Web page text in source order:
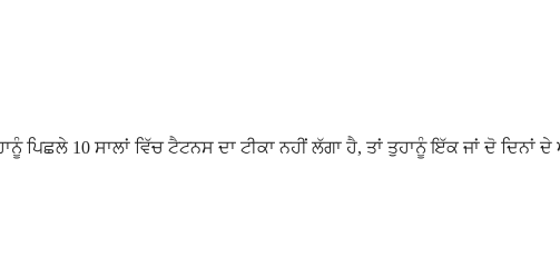
ਪਿਛਲੇ 10 ਸਾਲਾਂ ਵਿੱਚ ਟੈਟਨਸ ਦਾ ਟੀਕਾ ਨਹੀਂ ਲੱਗਾ ਹੈ, ਤਾਂ ਤੁਹਾਨੂੰ ਇੱਕ ਜਾਂ ਦੋ ਦਿਨਾਂ